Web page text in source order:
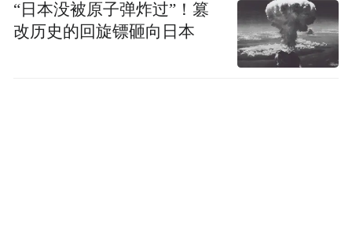
“日本没被原子弹炸过”！篡
改历史的回旋镖砸向日本